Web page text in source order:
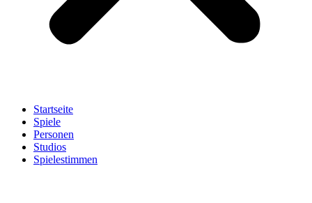
Startseite
Spiele
Personen
Studios
Spielestimmen